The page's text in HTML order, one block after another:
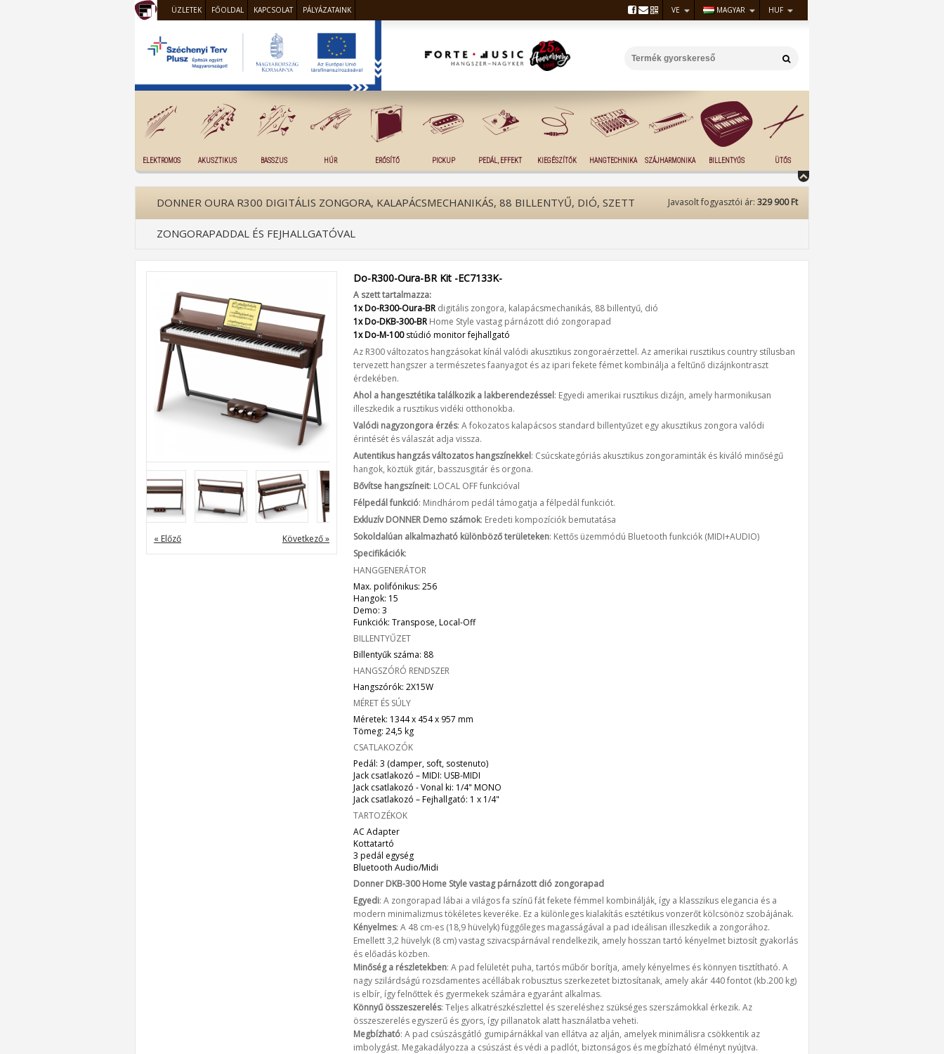
ÜZLETEK FŐOLDAL KAPCSOLAT PÁLYÁZATAINK VE MAGYAR HUF
ELEKTROMOS AKUSZTIKUS BASSZUS HÚR ERŐSÍTŐ PICKUP PEDÁL, EFFEKT KIEGÉSZÍTŐK HANGTECHNIKA SZÁJHARMONIKA BILLENTYŰS ÜTŐS
Javasolt fogyasztói ár: 329 900 Ft
DONNER OURA R300 DIGITÁLIS ZONGORA, KALAPÁCSMECHANIKÁS, 88 BILLENTYŰ, DIÓ, SZETT
ZONGORAPADDAL ÉS FEJHALLGATÓVAL
« Előző Következő »
Do-R300-Oura-BR Kit -EC7133K-
A szett tartalmazza:
1x Do-R300-Oura-BR digitális zongora, kalapácsmechanikás, 88 billentyű, dió
1x Do-DKB-300-BR Home Style vastag párnázott dió zongorapad
1x Do-M-100stúdió monitor fejhallgató
Az R300 változatos hangzásokat kínál valódi akusztikus zongoraérzettel. Az amerikai rusztikus country stílusban
tervezett hangszer a természetes faanyagot és az ipari fekete fémet kombinálja a feltűnő dizájnkontraszt
érdekében.
Ahol a hangesztétika találkozik a lakberendezéssel: Egyedi amerikai rusztikus dizájn, amely harmonikusan
illeszkedik a rusztikus vidéki otthonokba.
Valódi nagyzongora érzés: A fokozatos kalapácsos standard billentyűzet egy akusztikus zongora valódi
érintését és válaszát adja vissza.
Autentikus hangzás változatos hangszínekkel: Csúcskategóriás akusztikus zongoraminták és kiváló minőségű
hangok, köztük gitár, basszusgitár és orgona.
Bővítse hangszíneit: LOCAL OFF funkcióval
Félpedál funkció: Mindhárom pedál támogatja a félpedál funkciót.
Exkluzív DONNER Demo számok: Eredeti kompozíciók bemutatása
Sokoldalúan alkalmazható különböző területeken: Kettős üzemmódú Bluetooth funkciók (MIDI+AUDIO)
Specifikációk:
HANGGENERÁTOR
Max. polifónikus: 256
Hangok: 15
Demo: 3
Funkciók: Transpose, Local-Off
BILLENTYŰZET
Billentyűk száma: 88
HANGSZÓRÓ RENDSZER
Hangszórók: 2X15W
MÉRET ÉS SÚLY
Méretek: 1344 x 454 x 957 mm
Tömeg: 24,5 kg
CSATLAKOZÓK
Pedál: 3 (damper, soft, sostenuto)
Jack csatlakozó – MIDI: USB-MIDI
Jack csatlakozó - Vonal ki: 1/4" MONO
Jack csatlakozó – Fejhallgató: 1 x 1/4"
TARTOZÉKOK
AC Adapter
Kottatartó
3 pedál egység
Bluetooth Audio/Midi
Donner DKB-300 Home Style vastag párnázott dió zongorapad
Egyedi: A zongorapad lábai a világos fa színű fát fekete fémmel kombinálják, így a klasszikus elegancia és a
modern minimalizmus tökéletes keveréke. Ez a különleges kialakítás esztétikus vonzerőt kölcsönöz szobájának.
Kényelmes: A 48 cm-es (18,9 hüvelyk) függőleges magasságával a pad ideálisan illeszkedik a zongorához.
Emellett 3,2 hüvelyk (8 cm) vastag szivacspárnával rendelkezik, amely hosszan tartó kényelmet biztosít gyakorlás
és előadás közben.
Minőség a részletekben: A pad felületét puha, tartós műbőr borítja, amely kényelmes és könnyen tisztítható. A
nagy szilárdságú rozsdamentes acéllábak robusztus szerkezetet biztosítanak, amely akár 440 fontot (kb.200 kg)
is elbír, így felnőttek és gyermekek számára egyaránt alkalmas.
Könnyű összeszerelés: Teljes alkatrészkészlettel és szereléshez szükséges szerszámokkal érkezik. Az
összeszerelés egyszerű és gyors, így pillanatok alatt használatba veheti.
Megbízható: A pad csúszásgátló gumipárnákkal van ellátva az alján, amelyek minimálisra csökkentik az
imbolygást. Megakadályozza a csúszást és védi a padlót, biztonságos és megbízható élményt nyújtva.